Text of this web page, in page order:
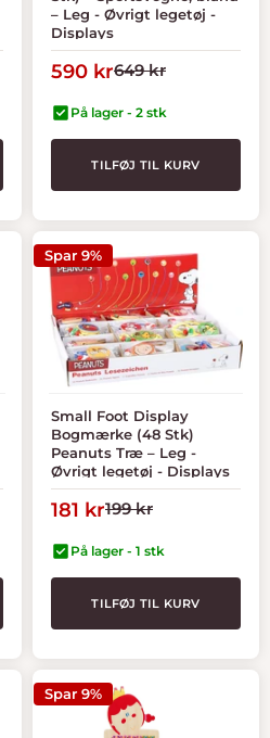
– Leg - Øvrigt legetøj -
Displays
Tilbudspris
590 krNormal
649 kr
På lager - 2 stk
TILFØJ TIL KURV
Spar 9%
Small Foot Display
Bogmærke (48 Stk)
Peanuts Træ – Leg -
Øvrigt legetøj - Displays
Tilbudspris
181 krNormal
199 kr
På lager - 1 stk
TILFØJ TIL KURV
Spar 9%